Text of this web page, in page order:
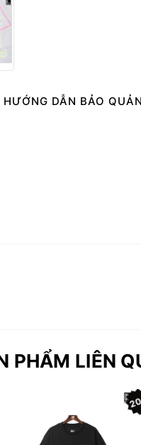
HƯỚNG DẪN BẢO
PHẨM LIÊN